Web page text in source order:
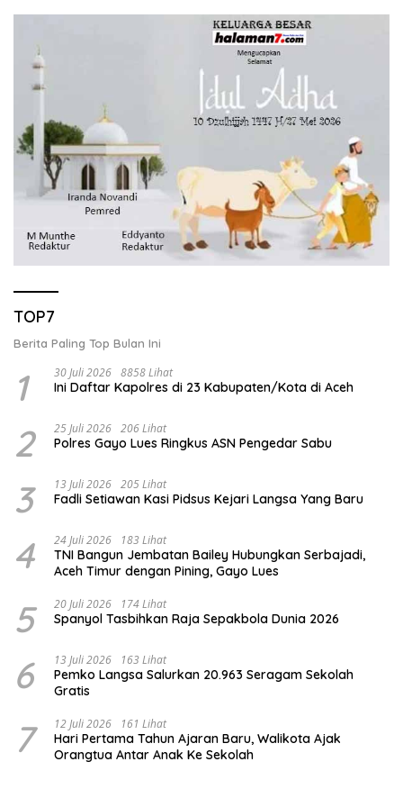
TOP7
Berita Paling Top Bulan Ini
1 30 Juli 2026 8858 Lihat
Ini Daftar Kapolres di 23 Kabupaten/Kota di Aceh
2 25 Juli 2026 206 Lihat
Polres Gayo Lues Ringkus ASN Pengedar Sabu
3 13 Juli 2026 205 Lihat
Fadli Setiawan Kasi Pidsus Kejari Langsa Yang Baru
4 24 Juli 2026 183 Lihat
TNI Bangun Jembatan Bailey Hubungkan Serbajadi,
Aceh Timur dengan Pining, Gayo Lues
5 20 Juli 2026 174 Lihat
Spanyol Tasbihkan Raja Sepakbola Dunia 2026
6 13 Juli 2026 163 Lihat
Pemko Langsa Salurkan 20.963 Seragam Sekolah
Gratis
7 12 Juli 2026 161 Lihat
Hari Pertama Tahun Ajaran Baru, Walikota Ajak
Orangtua Antar Anak Ke Sekolah